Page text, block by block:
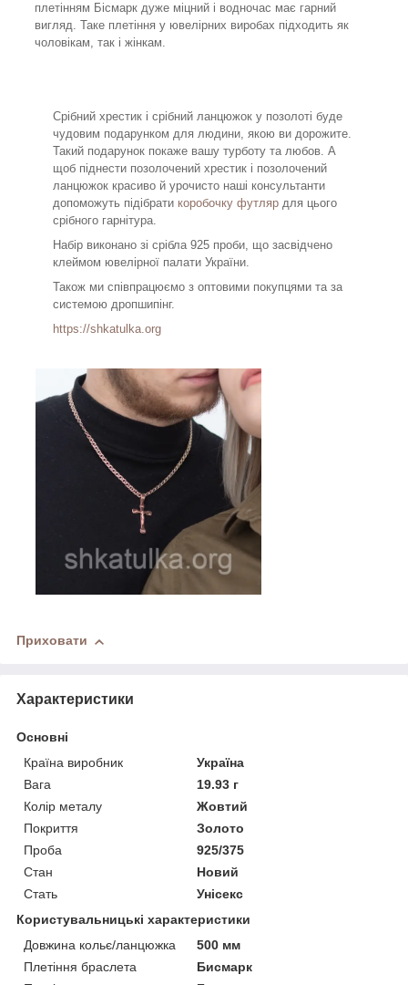
плетінням Бісмарк дуже міцний і водночас має гарний
вигляд. Таке плетіння у ювелірних виробах підходить як
чоловікам, так і жінкам.
Срібний хрестик і срібний ланцюжок у позолоті буде
чудовим подарунком для людини, якою ви дорожите.
Такий подарунок покаже вашу турботу та любов. А
щоб піднести позолочений хрестик і позолочений
ланцюжок красиво й урочисто наші консультанти
допоможуть підібрати коробочку футляр для цього
срібного гарнітура.
Набір виконано зі срібла 925 проби, що засвідчено
клеймом ювелірної палати України.
Також ми співпрацюємо з оптовими покупцями та за
системою дропшипінг.
https://shkatulka.org
Приховати
Характеристики
Основні
Країна виробник
Україна
Вага
19.93 г
Колір металу
Жовтий
Покриття
Золото
Проба
925/375
Стан
Новий
Стать
Унісекс
Користувальницькі характеристики
Довжина кольє/ланцюжка
500 мм
Плетіння браслета
Бисмарк